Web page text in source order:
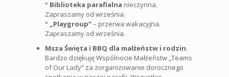
° Biblioteka parafialna nieczynna.
Zapraszamy od września.
° „Playgroup”– przerwa wakacyjna.
Zapraszamy od września.
Msza Święta i BBQ dla małżeństw i rodzin.
Bardzo dziękuję Wspólnocie Małżeństw „Teams
of Our Lady” za zorganizowanie dorocznego